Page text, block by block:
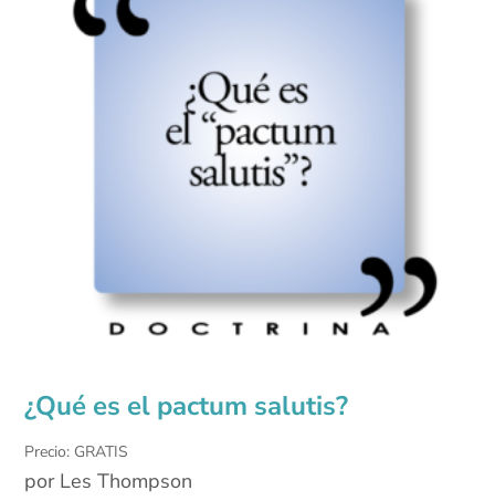
¿Qué es el pactum salutis?
Precio: GRATIS
por Les Thompson